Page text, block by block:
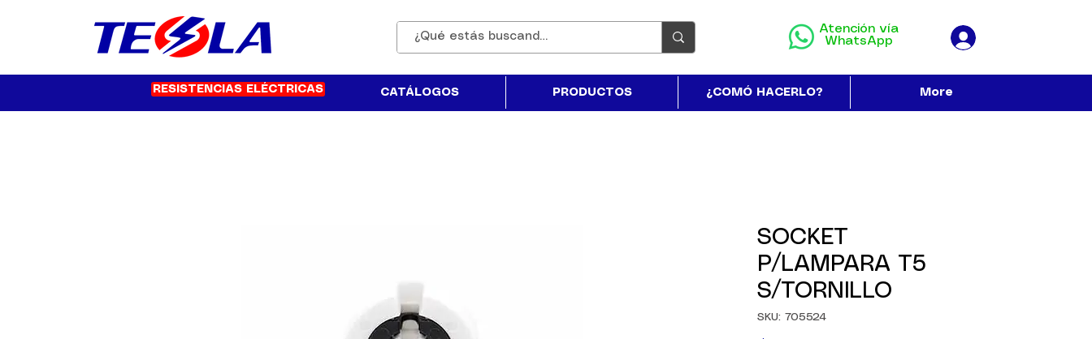
Atención vía
WhatsApp
RESISTENCIAS ELÉCTRICAS CATÁLOGOS PRODUCTOS ¿COMÓ HACERLO? More
SOCKET
P/LAMPARA T5
S/TORNILLO
SKU: 705524